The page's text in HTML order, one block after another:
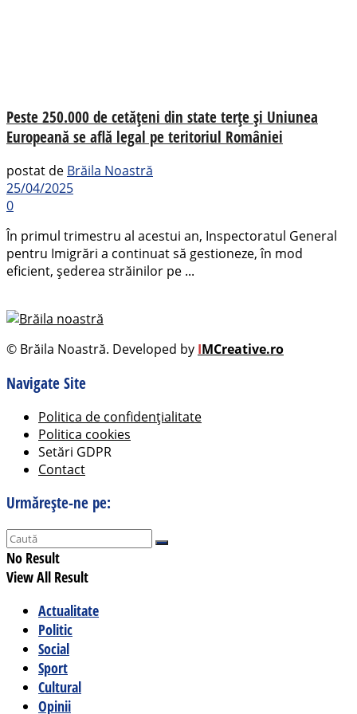
Peste 250.000 de cetățeni din state terțe și Uniunea
Europeană se află legal pe teritoriul României
postat de Brăila Noastră
25/04/2025
0
În primul trimestru al acestui an, Inspectoratul General
pentru Imigrări a continuat să gestioneze, în mod
eficient, șederea străinilor pe ...
© Brăila Noastră. Developed by IMCreative.ro
Navigate Site
Politica de confidențialitate
Politica cookies
Setări GDPR
Contact
Urmărește-ne pe:
No Result
View All Result
Actualitate
Politic
Social
Sport
Cultural
Opinii